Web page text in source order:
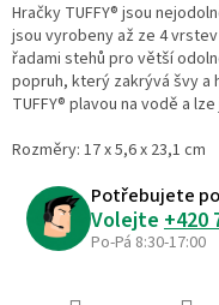
Hračky TUFFY® jsou
jsou vyrobeny až ze 4
řadami stehů pro větší
popruh, který zakrývá švy a
TUFFY® plavou na vodě a
Rozměry: 17 x 5,6 x 23,1 cm
Potřebujete
Volejte +420
Po-Pá 8:30-17:00